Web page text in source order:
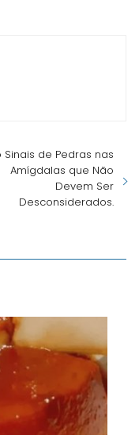
Sinais de Pedras nas
Amígdalas que Não
Devem Ser
Desconsiderados.